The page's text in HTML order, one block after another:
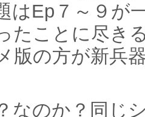
はEp７～９が
たことに尽き
版の方が新兵
なのか？同じ